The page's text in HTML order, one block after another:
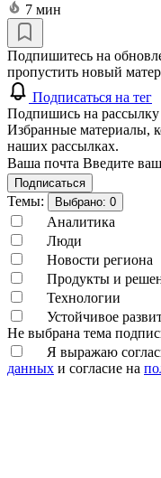
7 мин
Подпишитесь на
пропустить новый
Подписаться на тег
Подпишись на рассылку
Избранные материалы,
наших рассылках.
Ваша почта Введите
Подписаться
Темы: Выбрано: 0
Аналитика
Люди
Новости региона
Продукты и
Технологии
Устойчивое
Не выбрана тема
Я выражаю
данных и согласие на